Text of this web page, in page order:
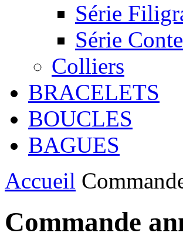
Série
Série
Colliers
BRACELETS
BOUCLES
BAGUES
Accueil
Commande